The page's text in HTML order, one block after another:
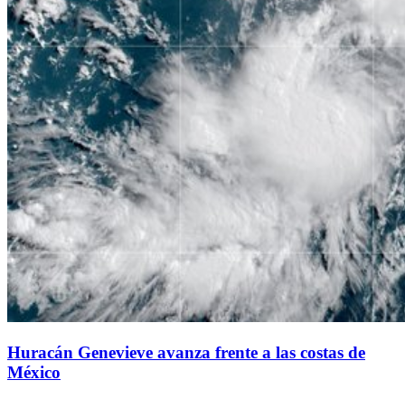
Huracán Genevieve avanza frente a las costas de
México